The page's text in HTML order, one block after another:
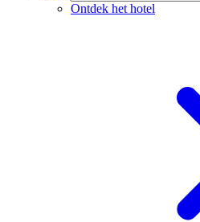
Ontdek het hotel